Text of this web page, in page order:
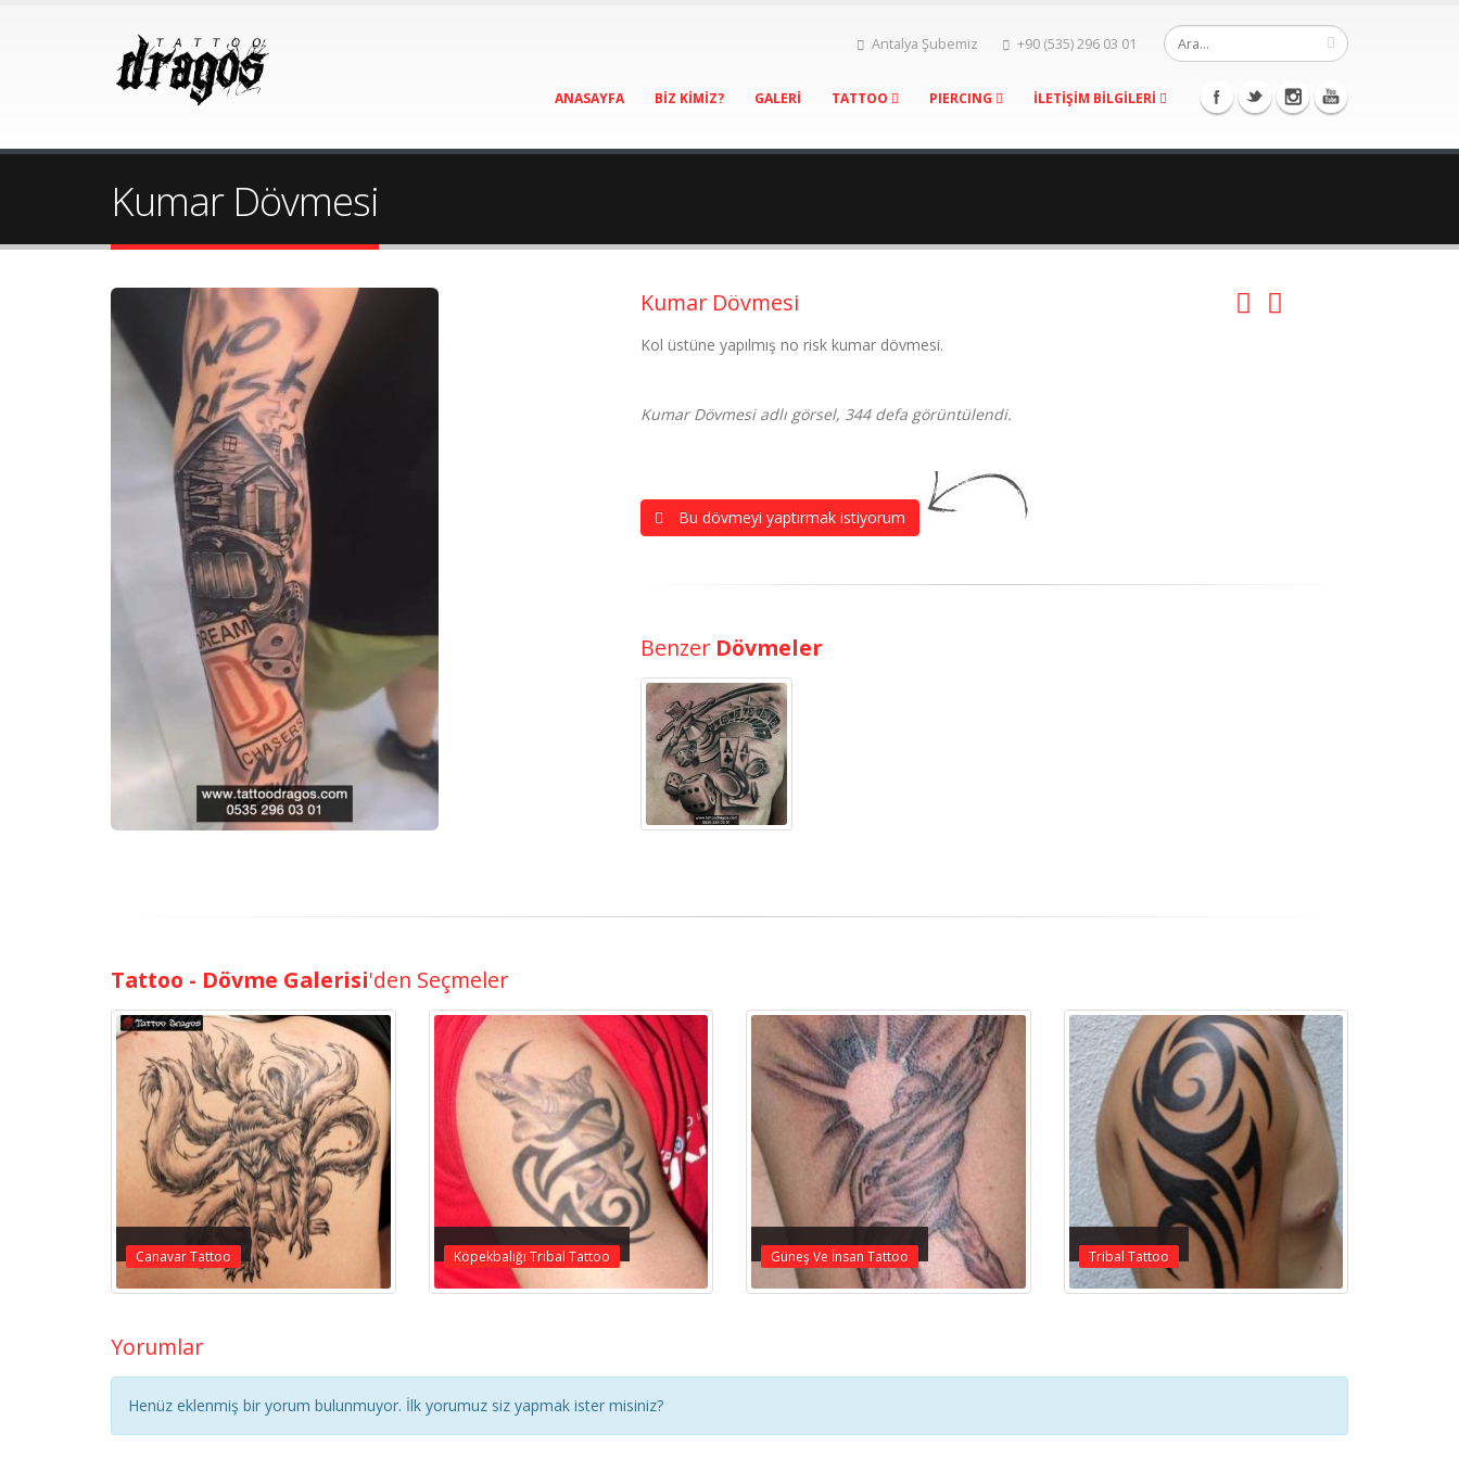
Antalya Şubemiz +90 (535) 296 03 01
ANASAYFA BİZ KİMİZ? GALERİ TATTOO PIERCING İLETİŞİM BİLGİLERİ
Kumar Dövmesi
Kumar Dövmesi
Kol üstüne yapılmış no risk kumar dövmesi.
Kumar Dövmesi adlı görsel, 344 defa görüntülendi.
Bu dövmeyi yaptırmak istiyorum
Benzer Dövmeler
Tattoo - Dövme Galerisi'den Seçmeler
Canavar Tattoo Köpekbalığı Tribal Tattoo Güneş Ve İnsan Tattoo Tribal Tattoo
Yorumlar
Henüz eklenmiş bir yorum bulunmuyor. İlk yorumuz siz yapmak ister misiniz?